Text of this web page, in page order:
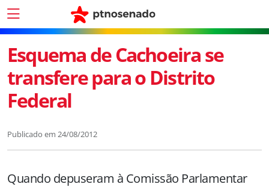
Esquema de Cachoeira se
transfere para o Distrito
Federal
Publicado em 24/08/2012
Quando depuseram à Comissão Parlamentar